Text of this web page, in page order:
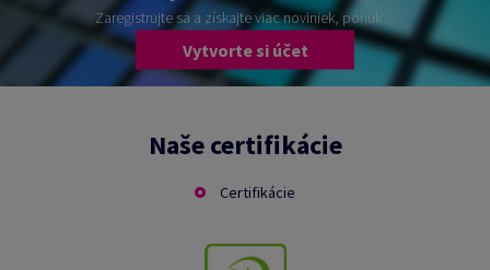
Zaregistrujte sa a získajte viac noviniek, ponúk ...
Vytvorte si účet
Naše certifikácie
Certifikácie